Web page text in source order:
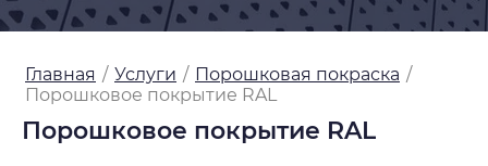
Главная / Услуги / Порошковая покраска /
Порошковое покрытие RAL
Порошковое покрытие RAL